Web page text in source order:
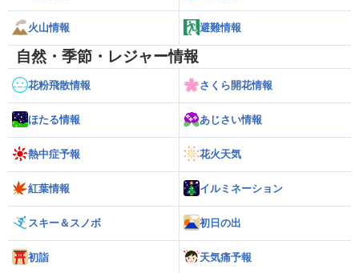
火山情報 避難情報
自然・季節・レジャー情報
花粉飛散情報 さくら開花情報
ほたる情報 あじさい情報
熱中症予報 花火天気
紅葉情報 イルミネーション
スキー＆スノボ 初日の出
初詣 天気痛予報